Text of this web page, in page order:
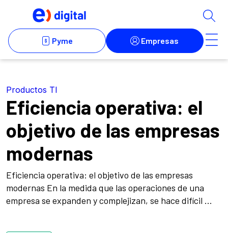
Productos TI
Eficiencia operativa: el
objetivo de las empresas
modernas
Eficiencia operativa: el objetivo de las empresas
modernas En la medida que las operaciones de una
empresa se expanden y complejizan, se hace difícil ...